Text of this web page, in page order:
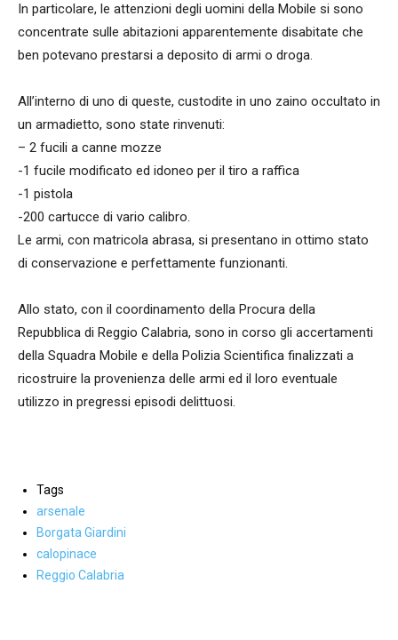
In particolare, le attenzioni degli uomini della Mobile si sono
concentrate sulle abitazioni apparentemente disabitate che
ben potevano prestarsi a deposito di armi o droga.
All’interno di uno di queste, custodite in uno zaino occultato in
un armadietto, sono state rinvenuti:
– 2 fucili a canne mozze
-1 fucile modificato ed idoneo per il tiro a raffica
-1 pistola
-200 cartucce di vario calibro.
Le armi, con matricola abrasa, si presentano in ottimo stato
di conservazione e perfettamente funzionanti.
Allo stato, con il coordinamento della Procura della
Repubblica di Reggio Calabria, sono in corso gli accertamenti
della Squadra Mobile e della Polizia Scientifica finalizzati a
ricostruire la provenienza delle armi ed il loro eventuale
utilizzo in pregressi episodi delittuosi.
Tags
arsenale
Borgata Giardini
calopinace
Reggio Calabria